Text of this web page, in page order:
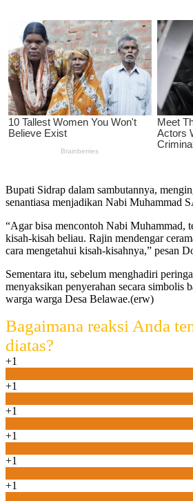
Bupati Sidrap dalam sambutannya,
senantiasa menjadikan Nabi Muhammad
“Agar bisa mencontoh Nabi Muhammad,
kisah-kisah beliau. Rajin mendengar
cara mengetahui kisah-kisahnya,” pesan
Sementara itu, sebelum menghadiri
menyaksikan penyerahan secara simbolis
warga warga Desa Belawae.(erw)
Bagaimana reaksi Anda
diatas?
+1
+1
+1
+1
+1
+1